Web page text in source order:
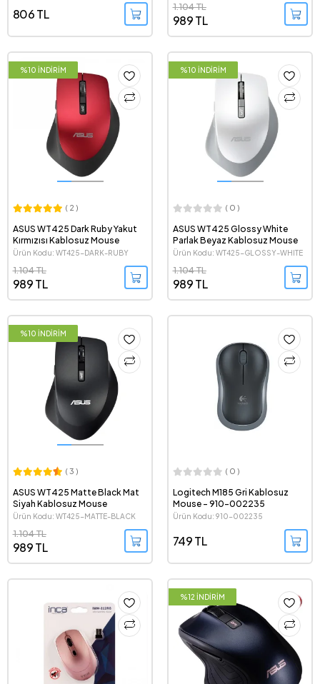
806 TL 989 TL
1.104 TL
%10 İNDİRİM
( 2 )
ASUS WT425 Dark Ruby Yakut
Kırmızısı Kablosuz Mouse
Ürün Kodu: WT425-DARK-RUBY
989 TL
1.104 TL
%10 İNDİRİM
( 0 )
ASUS WT425 Glossy White
Parlak Beyaz Kablosuz Mouse
Ürün Kodu: WT425-GLOSSY-WHITE
989 TL
1.104 TL
%10 İNDİRİM
( 3 )
ASUS WT425 Matte Black Mat
Siyah Kablosuz Mouse
Ürün Kodu: WT425-MATTE-BLACK
989 TL
1.104 TL
( 0 )
Logitech M185 Gri Kablosuz
Mouse - 910-002235
Ürün Kodu: 910-002235
749 TL
%12 İNDİRİM